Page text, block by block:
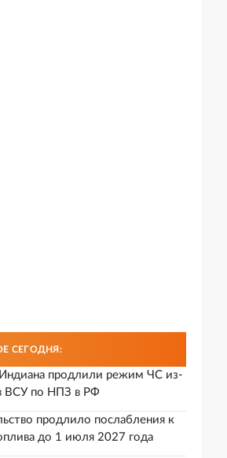
СЕГОДНЯ:
продлили режим ЧС из-
ВСУ по НПЗ в РФ
продлило послабления к
до 1 июля 2027 года